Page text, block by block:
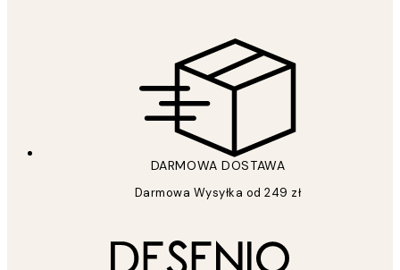
DARMOWA DOSTAWA
Darmowa Wysyłka od 249 zł